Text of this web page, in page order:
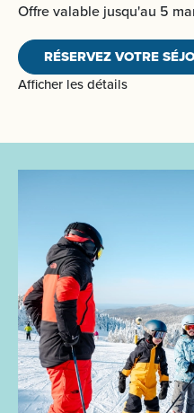
Offre valable jusqu'au 5
RÉSERVEZ VOTRE
Afficher les détails